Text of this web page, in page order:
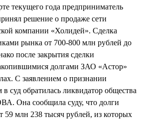
текущего года предприниматель
решение о продаже сети
компании «Холидей». Сделка
рынка от 700-800 млн рублей до
после закрытия сделки
долгами ЗАО «Астор»
С заявлением о признании
суд обратилась ликвидатор общества
Она сообщила суду, что долги
59 млн 238 тысяч рублей, из которых